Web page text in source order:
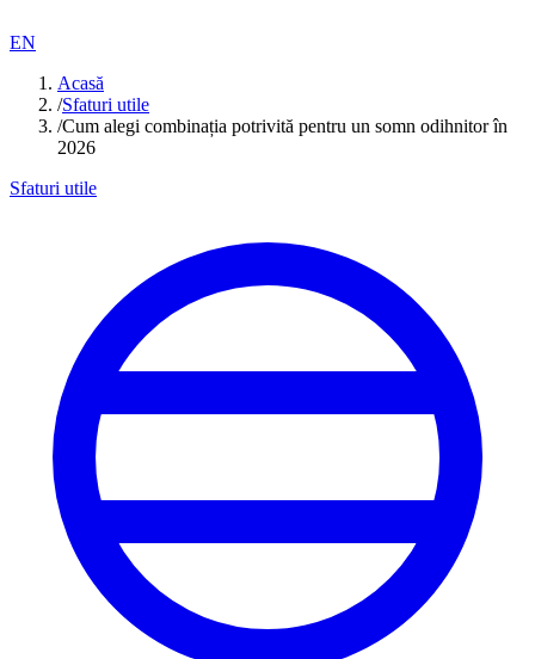
EN
Acasă
/Sfaturi utile
/Cum alegi combinația potrivită pentru un somn odihnitor în
2026
Sfaturi utile